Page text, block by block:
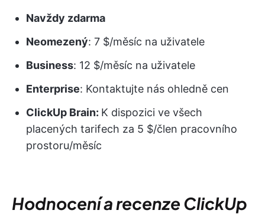
Navždy zdarma
Neomezený: 7 $/měsíc na uživatele
Business: 12 $/měsíc na uživatele
Enterprise: Kontaktujte nás ohledně cen
ClickUp Brain: K dispozici ve všech
placených tarifech za 5 $/člen pracovního
prostoru/měsíc
Hodnocení a recenze ClickUp